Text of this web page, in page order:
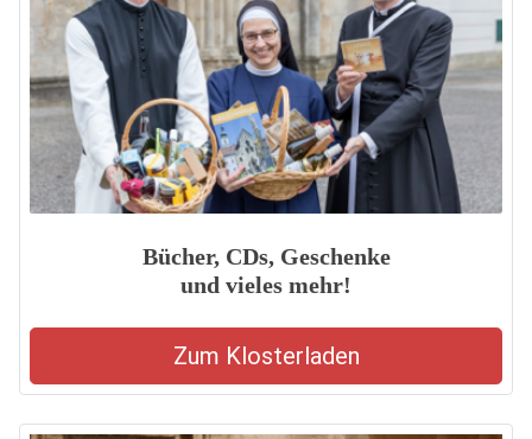
Bücher, CDs, Geschenke
und vieles mehr!
Zum Klosterladen